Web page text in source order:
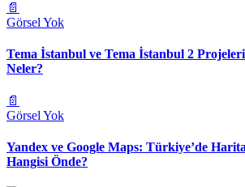
📄
Görsel Yok
Tema İstanbul ve Tema İstanbul 2
Neler?
📄
Görsel Yok
Yandex ve Google Maps: Türkiye’de
Hangisi Önde?